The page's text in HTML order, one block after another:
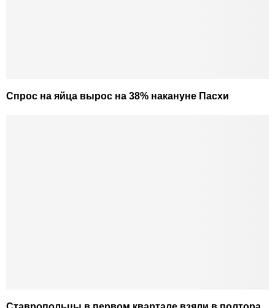
Спрос на яйца вырос на 38% накануне Пасхи